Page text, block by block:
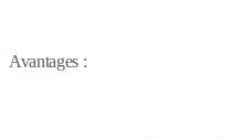
Avantages :